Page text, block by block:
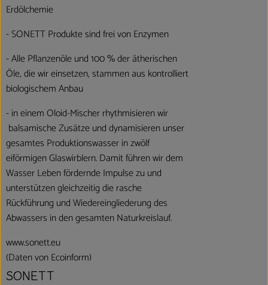
Erdölchemie
- SONETT Produkte sind frei von Enzymen
- Alle Pflanzenöle und 100 % der ätherischen
Öle, die wir einsetzen, stammen aus kontrolliert
biologischem Anbau
- in einem Oloid-Mischer rhythmisieren wir
balsamische Zusätze und dynamisieren unser
gesamtes Produktionswasser in zwölf
eiförmigen Glaswirblern. Damit führen wir dem
Wasser Leben fördernde Impulse zu und
unterstützen gleichzeitig die rasche
Rückführung und Wiedereingliederung des
Abwassers in den gesamten Naturkreislauf.
www.sonett.eu
(Daten von Ecoinform)
SONETT